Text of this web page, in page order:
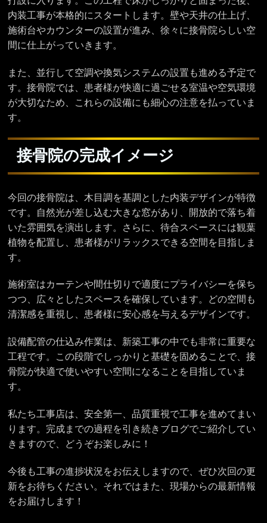
内装工事が本格的にスタートします。壁や天井の仕上げ、
施術台やカウンターの設置が進み、徐々に接骨院らしい空
間に仕上がっていきます。
また、並行して空調や換気システムの設置も進める予定で
す。接骨院では、患者様が快適に過ごせる室温や空気環境
が大切なため、これらの設備にも細心の注意を払っていま
す。
接骨院の完成イメージ
今回の接骨院は、木目調を基調とした内装デザインが特徴
です。自然光が差し込む大きな窓があり、開放的で落ち着
いた雰囲気を演出します。さらに、待合スペースには観葉
植物を配置し、患者様がリラックスできる空間を目指しま
す。
施術室はカーテンや間仕切りで適度にプライバシーを保ち
つつ、広々としたスペースを確保しています。どの空間も
清潔感を重視し、患者様に安心感を与えるデザインです。
設備配管の仕込み作業は、新築工事の中でも非常に重要な
工程です。この段階でしっかりと基礎を固めることで、接
骨院が快適で使いやすい空間になることを目指していま
す。
私たち工事店は、安全第一、品質重視で工事を進めてまい
ります。完成までの過程を引き続きブログでご紹介してい
きますので、どうぞお楽しみに！
今後も工事の進捗状況をお伝えしますので、ぜひ次回の更
新をお待ちください。それではまた、現場からの最新情報
をお届けします！